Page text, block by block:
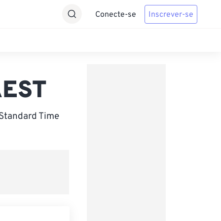
Conecte-se Inscrever-se
Time